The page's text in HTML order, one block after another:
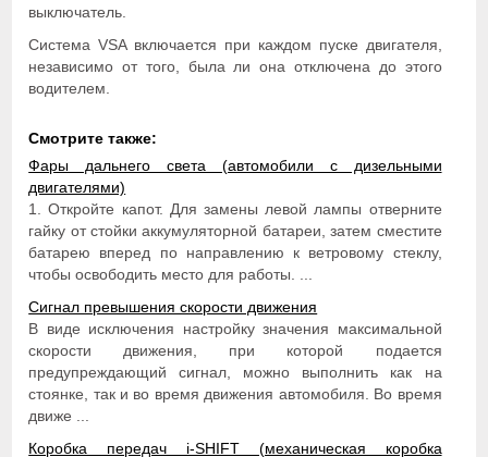
выключатель.
Система VSA включается при каждом пуске двигателя,
независимо от того, была ли она отключена до этого
водителем.
Смотрите также:
Фары дальнего света (автомобили с дизельными
двигателями)
1. Откройте капот. Для замены левой лампы отверните
гайку от стойки аккумуляторной батареи, затем сместите
батарею вперед по направлению к ветровому стеклу,
чтобы освободить место для работы. ...
Сигнал превышения скорости движения
В виде исключения настройку значения максимальной
скорости движения, при которой подается
предупреждающий сигнал, можно выполнить как на
стоянке, так и во время движения автомобиля. Во время
движе ...
Коробка передач i-SHIFT (механическая коробка